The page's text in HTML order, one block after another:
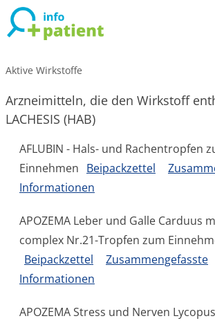
Aktive Wirkstoffe
Arzneimitteln, die den Wirkstoff
LACHESIS (HAB)
AFLUBIN - Hals- und Rachentropfen
Einnehmen Beipackzettel
Informationen
APOZEMA Leber und Galle Carduus
complex Nr.21-Tropfen zum
Beipackzettel
Zusammengefasste
Informationen
APOZEMA Stress und Nerven